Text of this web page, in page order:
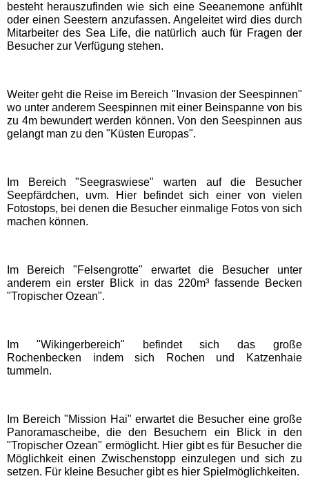
Bayern-Park
EDELWIES
Freizeit-Land Geiselwind
LEGOLAND Deutschland
Hessen Freizeitparks
Taunus Wunderland
Freizeitparks
Rasti-Land
Schloß Dankern
besteht herauszufinden wie sich eine Seeanemone anfühlt
oder einen Seestern anzufassen. Angeleitet wird dies durch
Mitarbeiter des Sea Life, die natürlich auch für Fragen der
Besucher zur Verfügung stehen.
Weiter geht die Reise im Bereich "Invasion der Seespinnen"
wo unter anderem Seespinnen mit einer Beinspanne von bis
zu 4m bewundert werden können. Von den Seespinnen aus
gelangt man zu den "Küsten Europas".
Im Bereich "Seegraswiese" warten auf die Besucher
Seepfärdchen, uvm. Hier befindet sich einer von vielen
Fotostops, bei denen die Besucher einmalige Fotos von sich
machen können.
Im Bereich "Felsengrotte" erwartet die Besucher unter
anderem ein erster Blick in das 220m³ fassende Becken
"Tropischer Ozean".
Im "Wikingerbereich" befindet sich das große
Rochenbecken indem sich Rochen und Katzenhaie
tummeln.
Im Bereich "Mission Hai" erwartet die Besucher eine große
Panoramascheibe, die den Besuchern ein Blick in den
"Tropischer Ozean" ermöglicht. Hier gibt es für Besucher die
Möglichkeit einen Zwischenstopp einzulegen und sich zu
setzen. Für kleine Besucher gibt es hier Spielmöglichkeiten.